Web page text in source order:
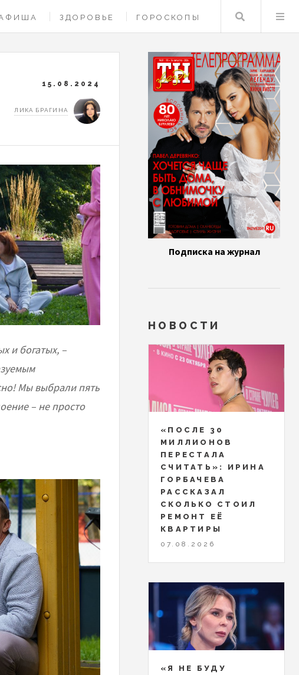
ЗДОРОВЬЕ ГОРОСКОПЫ Поиск
15.08.2024
ЛИКА БРАГИНА
и богатых, –
Мы выбрали пять
– не просто
Подписка на журнал
НОВОСТИ
«ПОСЛЕ 30
МИЛЛИОНОВ
ПЕРЕСТАЛА
СЧИТАТЬ»: ИРИНА
ГОРБАЧЕВА
РАССКАЗАЛ
СКОЛЬКО СТОИЛ
РЕМОНТ ЕЁ
КВАРТИРЫ
07.08.2026
«Я НЕ БУДУ